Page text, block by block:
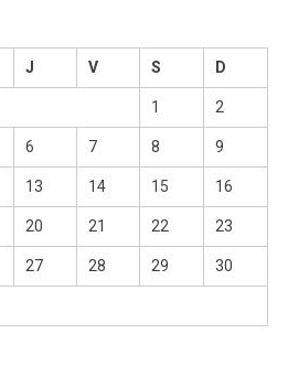
J V S D
1 2
6 7 8 9
13 14 15 16
20 21 22 23
27 28 29 30